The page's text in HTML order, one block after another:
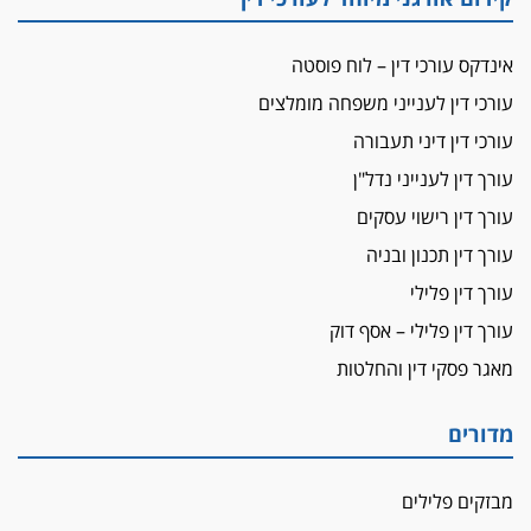
נוספים
ראו הוזהרתם
הפרקליטות מקדמת הפללת עורכי דין "קונסילייריז"
בחוק המאבק בארגוני פשיעה
משרות אמון
יו"ר מחוז ת"א משבץ עובדות שלו למינוי דייני בית
הדין למשמעת
האופנוע חזר הביתה
עו"ד גיל פרידמן והרפתקאות אופנוע השטח שלו
הזכות לטנף
זוכה עורך-דין שהשווה את ברק לסינוואר ואת
"הבמות של קפלן" לחמאס
מאסר בפועל לעו"ד מהצפון שהגיש תביעות
פיקטיביות בשם פלסטינים
על המידתיות
אינדקס עורכי דין – לוח פוסטה
עורכי דין לענייני משפחה מומלצים
עורכי דין דיני תעבורה
עורך דין לענייני נדל"ן
עורך דין רישוי עסקים
עורך דין תכנון ובניה
עורך דין פלילי
עורך דין פלילי – אסף דוק
מאגר פסקי דין והחלטות
מדורים
מבזקים פלילים